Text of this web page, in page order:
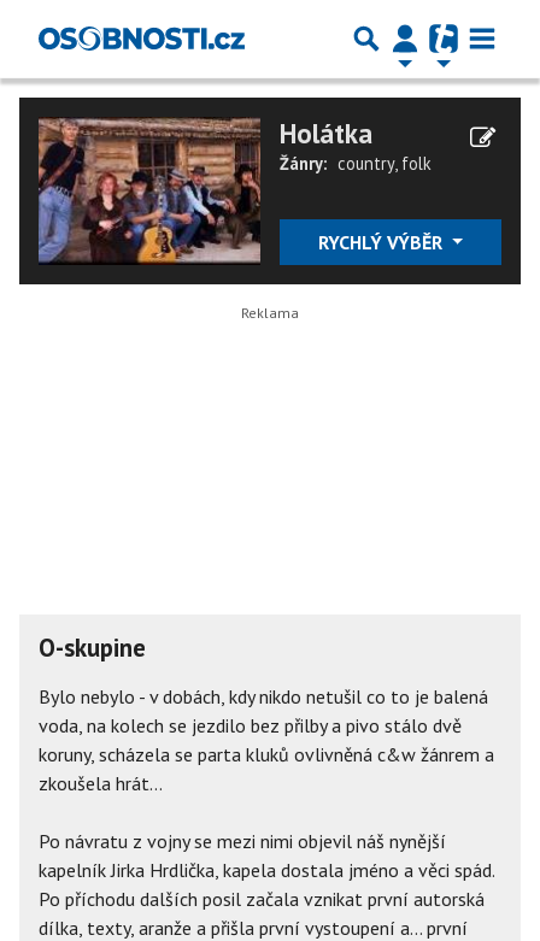
Holátka
Žánry: country, folk
RYCHLÝ VÝBĚR
O-skupine
Bylo nebylo - v dobách, kdy nikdo netušil co to je balená
voda, na kolech se jezdilo bez přilby a pivo stálo dvě
koruny, scházela se parta kluků ovlivněná c&w žánrem a
zkoušela hrát...
Po návratu z vojny se mezi nimi objevil náš nynější
kapelník Jirka Hrdlička, kapela dostala jméno a věci spád.
Po příchodu dalších posil začala vznikat první autorská
dílka, texty, aranže a přišla první vystoupení a... první